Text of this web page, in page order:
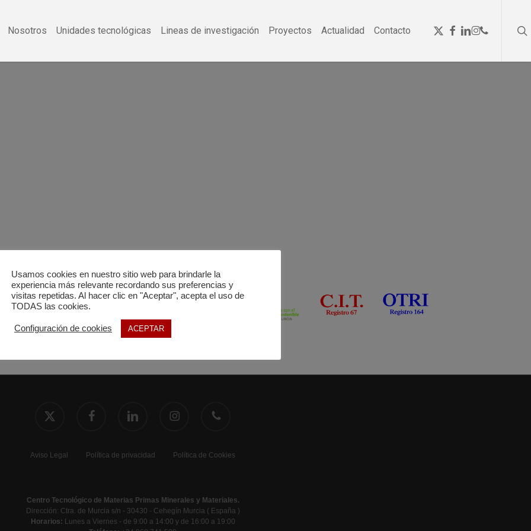
Nosotros Unidades tecnológicas Lineas de investigación Proyectos Actualidad Contacto
x-
twitter
facebook
linkedin
instagram
phone
twitter
Aviso Legal Política de privacidad Política de Cookies
Centro Tecnológico de Materias Primas Minerales y Materiales.
Dirección: Ctra. de Murcia s/n - 30430 - Cehegín Murcia ( España )
Horarios: Lunes a Viernes - de 9:00 a 14:00 y de 16:00 a 19:00
Usamos cookies en nuestro sitio web para brindarle la
experiencia más relevante recordando sus preferencias y
visitas repetidas. Al hacer clic en "Aceptar", acepta el uso de
TODAS las cookies.
Configuración de cookies ACEPTAR